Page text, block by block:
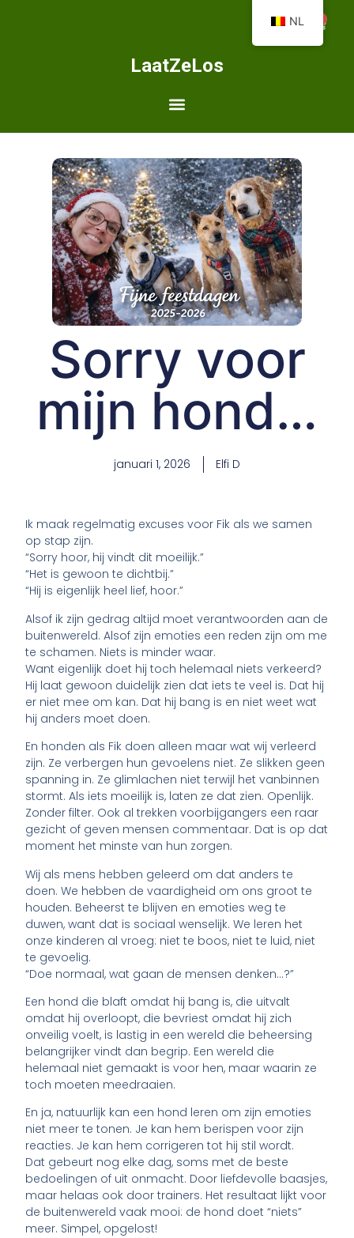
LaatZeLos
Sorry voor
mijn hond…
januari 1, 2026 Elfi D
Ik maak regelmatig excuses voor Fik als we samen
op stap zijn.
“Sorry hoor, hij vindt dit moeilijk.”
“Het is gewoon te dichtbij.”
“Hij is eigenlijk heel lief, hoor.”
Alsof ik zijn gedrag altijd moet verantwoorden aan de
buitenwereld. Alsof zijn emoties een reden zijn om me
te schamen. Niets is minder waar.
Want eigenlijk doet hij toch helemaal niets verkeerd?
Hij laat gewoon duidelijk zien dat iets te veel is. Dat hij
er niet mee om kan. Dat hij bang is en niet weet wat
hij anders moet doen.
En honden als Fik doen alleen maar wat wij verleerd
zijn. Ze verbergen hun gevoelens niet. Ze slikken geen
spanning in. Ze glimlachen niet terwijl het vanbinnen
stormt. Als iets moeilijk is, laten ze dat zien. Openlijk.
Zonder filter. Ook al trekken voorbijgangers een raar
gezicht of geven mensen commentaar. Dat is op dat
moment het minste van hun zorgen.
Wij als mens hebben geleerd om dat anders te
doen. We hebben de vaardigheid om ons groot te
houden. Beheerst te blijven en emoties weg te
duwen, want dat is sociaal wenselijk. We leren het
onze kinderen al vroeg: niet te boos, niet te luid, niet
te gevoelig.
“Doe normaal, wat gaan de mensen denken…?”
Een hond die blaft omdat hij bang is, die uitvalt
omdat hij overloopt, die bevriest omdat hij zich
onveilig voelt, is lastig in een wereld die beheersing
belangrijker vindt dan begrip. Een wereld die
helemaal niet gemaakt is voor hen, maar waarin ze
toch moeten meedraaien.
En ja, natuurlijk kan een hond leren om zijn emoties
niet meer te tonen. Je kan hem berispen voor zijn
reacties. Je kan hem corrigeren tot hij stil wordt.
Dat gebeurt nog elke dag, soms met de beste
bedoelingen of uit onmacht. Door liefdevolle baasjes,
maar helaas ook door trainers. Het resultaat lijkt voor
de buitenwereld vaak mooi: de hond doet “niets”
meer. Simpel, opgelost!
NL